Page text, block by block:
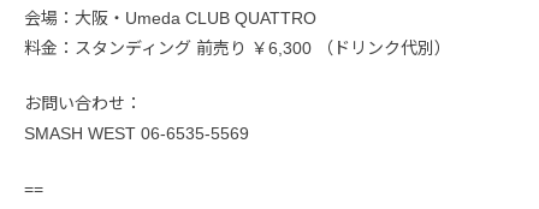
会場：大阪・Umeda CLUB QUATTRO
料金：スタンディング 前売り ￥6,300 （ドリンク代別）
お問い合わせ：
SMASH WEST 06-6535-5569
==